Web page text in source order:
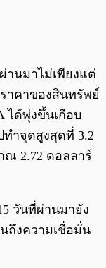
านมาไม่เพียงแต่
าคาของสินทรัพย์
ได้พุ่งขึ้นเกือบ
ทำจุดสูงสุดที่ 3.2
ณ 2.72 ดอลลาร์
วันที่ผ่านมายัง
ถึงความเชื่อมั่น